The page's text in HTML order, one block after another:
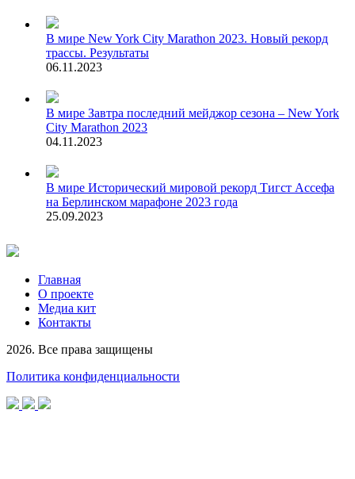
В мире New York City Marathon 2023. Новый рекорд
трассы. Результаты
06.11.2023
В мире Завтра последний мейджор сезона – New York
City Marathon 2023
04.11.2023
В мире Исторический мировой рекорд Тигст Ассефа
на Берлинском марафоне 2023 года
25.09.2023
Главная
О проекте
Медиа кит
Контакты
2026. Все права защищены
Политика конфиденциальности